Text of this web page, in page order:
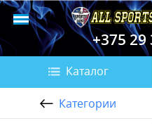
+375 29
Каталог
Категории